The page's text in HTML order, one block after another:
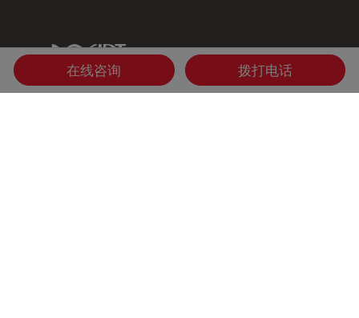
IDT Link
在线咨询 拨打电话